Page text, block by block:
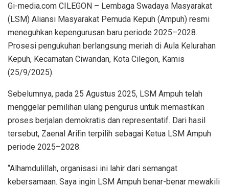
Gi-media.com CILEGON – Lembaga Swadaya Masyarakat
(LSM) Aliansi Masyarakat Pemuda Kepuh (Ampuh) resmi
meneguhkan kepengurusan baru periode 2025–2028.
Prosesi pengukuhan berlangsung meriah di Aula Kelurahan
Kepuh, Kecamatan Ciwandan, Kota Cilegon, Kamis
(25/9/2025).
Sebelumnya, pada 25 Agustus 2025, LSM Ampuh telah
menggelar pemilihan ulang pengurus untuk memastikan
proses berjalan demokratis dan representatif. Dari hasil
tersebut, Zaenal Arifin terpilih sebagai Ketua LSM Ampuh
periode 2025–2028.
“Alhamdulillah, organisasi ini lahir dari semangat
kebersamaan. Saya ingin LSM Ampuh benar-benar mewakili